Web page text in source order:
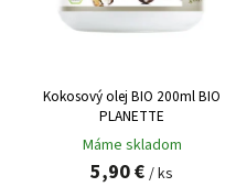
Kokosový olej BIO 200ml BIO
PLANETTE
Máme skladom
5,90 € / ks